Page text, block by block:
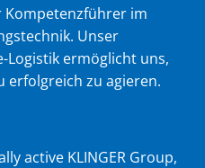
Kompetenzführer im
Unser
Logistik ermöglicht uns,
erfolgreich zu agie­ren.
active KLINGER Group,